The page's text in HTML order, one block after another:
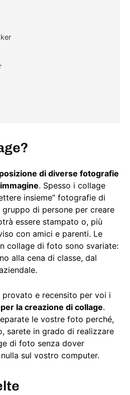
di diverse fotografie
. Spesso i collage
insieme” fotografie di
di persone per creare
essere stampato o, più
con amici e parenti. Le
collage di foto sono svariate:
alla cena di classe, dal
provato e recensito per voi i
la creazione di collage.
le vostre foto perché,
sarete in grado di realizzare
di foto senza dover
sul vostro computer.